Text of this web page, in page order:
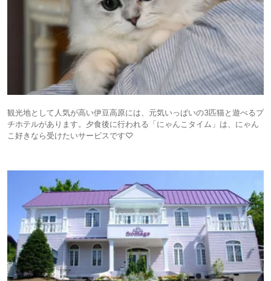
観光地として人気が高い伊豆高原には、元気いっぱいの3匹猫と遊べるプ
チホテルがあります。夕食後に行われる「にゃんこタイム」は、にゃん
こ好きなら受けたいサービスです♡